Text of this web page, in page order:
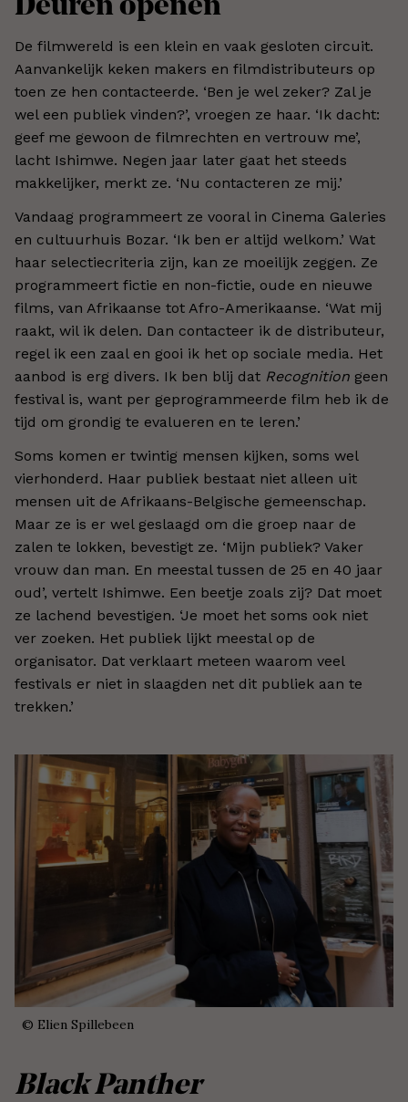
Deuren openen
De filmwereld is een klein en vaak gesloten circuit.
Aanvankelijk keken makers en filmdistributeurs op
toen ze hen contacteerde. ‘Ben je wel zeker? Zal je
wel een publiek vinden?’, vroegen ze haar. ‘Ik dacht:
geef me gewoon de filmrechten en vertrouw me’,
lacht Ishimwe. Negen jaar later gaat het steeds
makkelijker, merkt ze. ‘Nu contacteren ze mij.’
Vandaag programmeert ze vooral in Cinema Galeries
en cultuurhuis Bozar. ‘Ik ben er altijd welkom.’ Wat
haar selectiecriteria zijn, kan ze moeilijk zeggen. Ze
programmeert fictie en non-fictie, oude en nieuwe
films, van Afrikaanse tot Afro-Amerikaanse. ‘Wat mij
raakt, wil ik delen. Dan contacteer ik de distributeur,
regel ik een zaal en gooi ik het op sociale media. Het
aanbod is erg divers. Ik ben blij dat Recognition geen
festival is, want per geprogrammeerde film heb ik de
tijd om grondig te evalueren en te leren.’
Soms komen er twintig mensen kijken, soms wel
vierhonderd. Haar publiek bestaat niet alleen uit
mensen uit de Afrikaans-Belgische gemeenschap.
Maar ze is er wel geslaagd om die groep naar de
zalen te lokken, bevestigt ze. ‘Mijn publiek? Vaker
vrouw dan man. En meestal tussen de 25 en 40 jaar
oud’, vertelt Ishimwe. Een beetje zoals zij? Dat moet
ze lachend bevestigen. ‘Je moet het soms ook niet
ver zoeken. Het publiek lijkt meestal op de
organisator. Dat verklaart meteen waarom veel
festivals er niet in slaagden net dit publiek aan te
trekken.’
© Elien Spillebeen
Black Panther